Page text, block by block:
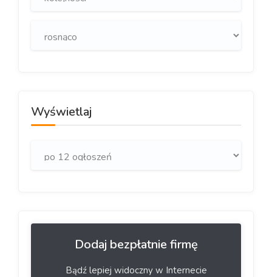
Wyświetlaj
Dodaj bezpłatnie firmę
Bądź lepiej widoczny w Internecie